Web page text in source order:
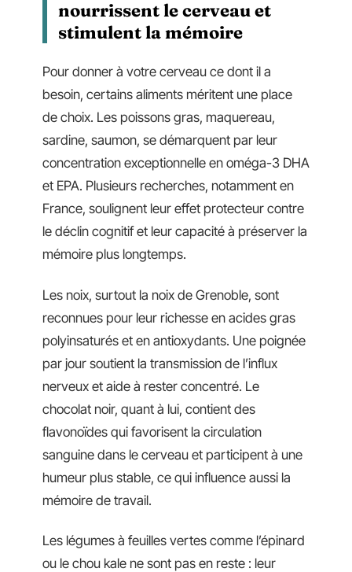
nourrissent le cerveau et
stimulent la mémoire
Pour donner à votre cerveau ce dont il a
besoin, certains aliments méritent une place
de choix. Les poissons gras, maquereau,
sardine, saumon, se démarquent par leur
concentration exceptionnelle en oméga-3 DHA
et EPA. Plusieurs recherches, notamment en
France, soulignent leur effet protecteur contre
le déclin cognitif et leur capacité à préserver la
mémoire plus longtemps.
Les noix, surtout la noix de Grenoble, sont
reconnues pour leur richesse en acides gras
polyinsaturés et en antioxydants. Une poignée
par jour soutient la transmission de l’influx
nerveux et aide à rester concentré. Le
chocolat noir, quant à lui, contient des
flavonoïdes qui favorisent la circulation
sanguine dans le cerveau et participent à une
humeur plus stable, ce qui influence aussi la
mémoire de travail.
Les légumes à feuilles vertes comme l’épinard
ou le chou kale ne sont pas en reste : leur